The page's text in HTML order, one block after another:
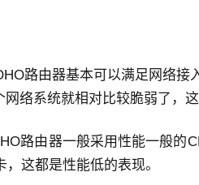
路由器基本可以满足网络接
络系统就相对比较脆弱了，
路由器一般采用性能一般的
这都是性能低的表现。